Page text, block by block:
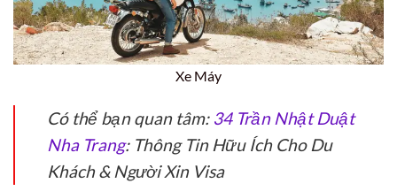
Xe Máy
Có thể bạn quan tâm: 34 Trần Nhật Duật
Nha Trang: Thông Tin Hữu Ích Cho Du
Khách & Người Xin Visa